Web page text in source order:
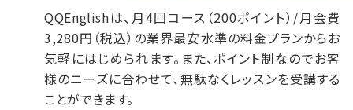
QQEnglishは、月4回コース（200ポイント）/月会費
3,280円（税込）の業界最安水準の料金プランからお
気軽にはじめられます。また、ポイント制なのでお客
様のニーズに合わせて、無駄なくレッスンを受講する
ことができます。